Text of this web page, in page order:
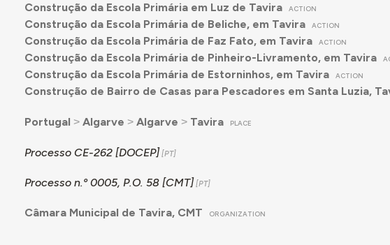
Construção da Escola Primária em Luz de Tavira ACTION
Construção da Escola Primária de Beliche, em Tavira ACTION
Construção da Escola Primária de Faz Fato, em Tavira ACTION
Construção da Escola Primária de Pinheiro-Livramento, em Tavira
Construção da Escola Primária de Estorninhos, em Tavira ACTION
Construção de Bairro de Casas para Pescadores em Santa Luzia,
Portugal ˃ Algarve ˃ Algarve ˃ Tavira PLACE
Processo CE-262 [DOCEP]
Processo n.º 0005, P.O. 58 [CMT]
Câmara Municipal de Tavira, CMT ORGANIZATION